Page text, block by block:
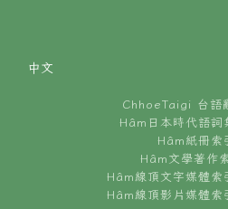
中文
ChhoeTaigi 台語
Hâm日本時代語
Hâm紙冊索
Hâm文學著作
Hâm線頂文字媒體
Hâm線頂影片媒體